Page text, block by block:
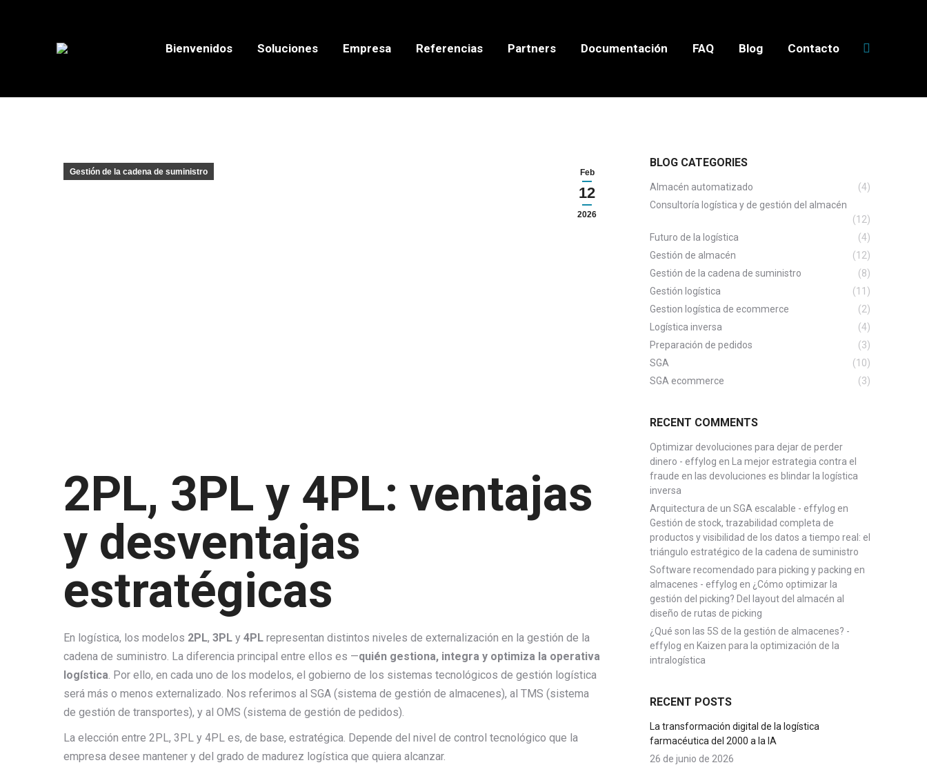
Bienvenidos Soluciones Empresa Referencias Partners Documentación FAQ Blog Contacto
Feb
12
2026
Gestión de la cadena de suministro
2PL, 3PL y 4PL: ventajas
y desventajas
estratégicas
En logística, los modelos 2PL, 3PL y 4PL representan distintos niveles de externalización en la gestión de la
cadena de suministro. La diferencia principal entre ellos es —quién gestiona, integra y optimiza la operativa
logística. Por ello, en cada uno de los modelos, el gobierno de los sistemas tecnológicos de gestión logística
será más o menos externalizado. Nos referimos al SGA (sistema de gestión de almacenes), al TMS (sistema
de gestión de transportes), y al OMS (sistema de gestión de pedidos).
La elección entre 2PL, 3PL y 4PL es, de base, estratégica. Depende del nivel de control tecnológico que la
empresa desee mantener y del grado de madurez logística que quiera alcanzar.
BLOG CATEGORIES
Almacén automatizado
(4)
Consultoría logística y de gestión del almacén
(12)
Futuro de la logística
(4)
Gestión de almacén
(12)
Gestión de la cadena de suministro
(8)
Gestión logística
(11)
Gestion logística de ecommerce
(2)
Logística inversa
(4)
Preparación de pedidos
(3)
SGA
(10)
SGA ecommerce
(3)
RECENT COMMENTS
Optimizar devoluciones para dejar de perder
dinero - effylog en
La mejor estrategia contra el
fraude en las devoluciones es blindar la logística
inversa
Arquitectura de un SGA escalable - effylog en
Gestión de stock, trazabilidad completa de
productos y visibilidad de los datos a tiempo real: el
triángulo estratégico de la cadena de suministro
Software recomendado para picking y packing en
almacenes - effylog en ¿Cómo optimizar la
gestión del picking? Del layout del almacén al
diseño de rutas de picking
¿Qué son las 5S de la gestión de almacenes? -
effylog en Kaizen para la optimización de la
intralogística
RECENT POSTS
La transformación digital de la logística
farmacéutica del 2000 a la IA
26 de junio de 2026